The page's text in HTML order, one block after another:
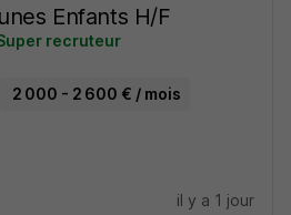
Enfants H/F
recruteur
2 000 - 2 600 € / mois
il y a 1 jour